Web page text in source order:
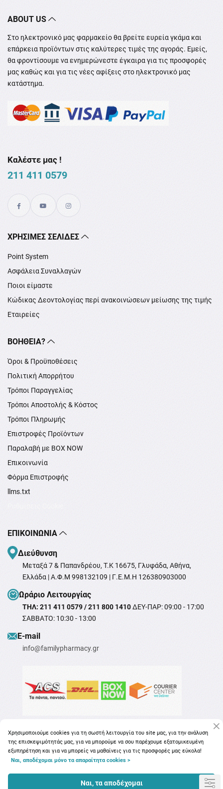
ABOUT US
Στο ηλεκτρονικό μας φαρμακείο θα βρείτε ευρεία γκάμα και
επάρκεια προϊόντων στις καλύτερες τιμές της αγοράς. Εμείς,
θα φροντίσουμε να ενημερώνεστε έγκαιρα για τις προσφορές
μας καθώς και για τις νέες αφίξεις στο ηλεκτρονικό μας
κατάστημα.
Καλέστε μας !
211 411 0579
XΡΉΣΙΜΕΣ ΣΕΛΊΔΕΣ
Point System
Ασφάλεια Συναλλαγών
Ποιοι είμαστε
Κώδικας Δεοντολογίας περί ανακοινώσεων μείωσης της τιμής
Εταιρείες
ΒΟΉΘΕΙΑ?
Όροι & Προϋποθέσεις
Πολιτική Απορρήτου
Τρόποι Παραγγελίας
Τρόποι Αποστολής & Κόστος
Τρόποι Πληρωμής
Επιστροφές Προϊόντων
Παραλαβή με BOX NOW
Επικοινωνία
Φόρμα Επιστροφής
llms.txt
ΕΠΙΚΟΙΝΩΝΊΑ
Διεύθυνση
Μεταξά 7 & Παπανδρέου, T.K 16675, Γλυφάδα, Αθήνα,
Ελλάδα | Α.Φ.Μ 998132109 | Γ.Ε.Μ.Η 126380903000
Ωράριο Λειτουργίας
ΤΗΛ: 211 411 0579 / 211 800 1410ΔΕΥ-ΠΑΡ: 09:00 - 17:00
ΣΑΒΒΑΤΟ: 10:30 - 13:00
Ε-mail
info@familypharmacy.gr
Χρησιμοποιούμε cookies για τη σωστή λειτουργία του site μας, για την ανάλυση
της επισκεψιμότητάς μας, για να μπορούμε να σου παρέχουμε εξατομικευμένη
εξυπηρέτηση και για να μπορείς να μαθαίνεις για τις προσφορές μας εύκολα!
Ναι, αποδέχομαι μόνο τα απαραίτητα cookies >
Ναι, τα αποδέχομαι